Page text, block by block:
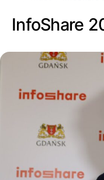
InfoShare